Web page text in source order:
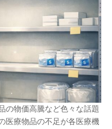
の物価高騰など色々な話題
医療物品の不足が各医療機